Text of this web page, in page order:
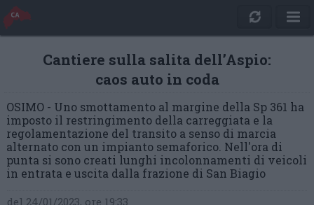
Cantiere sulla salita dell’Aspio:
caos auto in coda
OSIMO - Uno smottamento al margine della Sp 361 ha
imposto il restringimento della carreggiata e la
regolamentazione del transito a senso di marcia
alternato con un impianto semaforico. Nell'ora di
punta si sono creati lunghi incolonnamenti di veicoli
in entrata e uscita dalla frazione di San Biagio
del 24/01/2023, ore 19:33